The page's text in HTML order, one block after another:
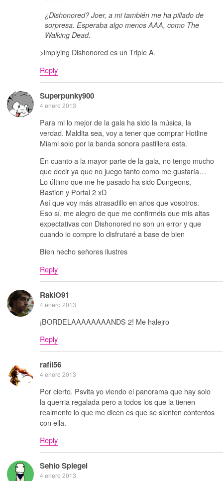
¿Dishonored? Joer, a mi también me ha pillado de
sorpresa. Esperaba algo menos AAA, como The
Walking Dead.
>implying Dishonored es un Triple A.
Reply
Superpunky900
4 enero 2013
Para mi lo mejor de la gala ha sido la música, la
verdad. Maldita sea, voy a tener que comprar Hotline
Miami solo por la banda sonora pastillera esta.
En cuanto a la mayor parte de la gala, no tengo mucho
que decir ya que no juego tanto como me gustaría…
Lo último que me he pasado ha sido Dungeons,
Bastion y Portal 2 xD
Así que voy más atrasadillo en años que vosotros.
Eso sí, me alegro de que me confirméis que mis altas
expectativas con Dishonored no son un error y que
cuando lo compre lo disfrutaré a base de bien
Bien hecho señores ilustres
Reply
RakiO91
4 enero 2013
¡BORDELAAAAAAAANDS 2! Me halejro
Reply
rafil56
4 enero 2013
Por cierto. Psvita yo viendo el panorama que hay solo
la querria regalada pero a todos los que la tienen
realmente lo que me dicen es que se sienten contentos
con ella.
Reply
Sehio Spiegel
4 enero 2013